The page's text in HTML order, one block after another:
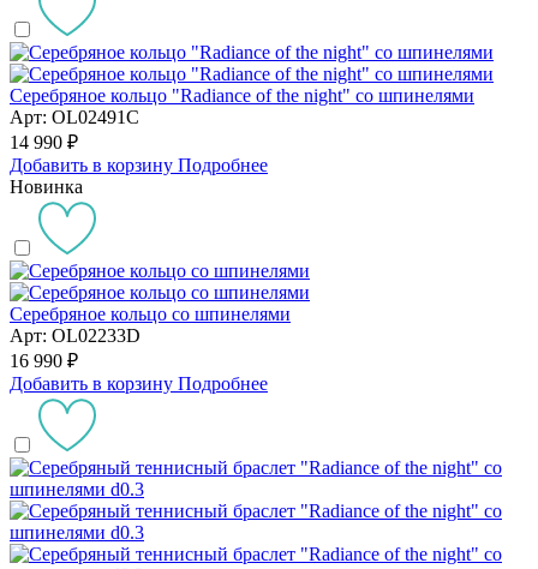
Серебряное кольцо "Radiance of the night" со шпинелями
Арт: OL02491C
14 990 ₽
Добавить в корзину Подробнее
Новинка
Серебряное кольцо со шпинелями
Арт: OL02233D
16 990 ₽
Добавить в корзину Подробнее